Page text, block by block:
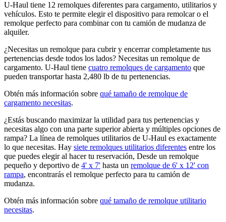
U-Haul tiene 12 remolques diferentes para cargamento, utilitarios y
vehículos. Esto te permite elegir el dispositivo para remolcar o el
remolque perfecto para combinar con tu camión de mudanza de
alquiler.
¿Necesitas un remolque para cubrir y encerrar completamente tus
pertenencias desde todos los lados? Necesitas un remolque de
cargamento. U-Haul tiene cuatro remolques de cargamento que
pueden transportar hasta 2,480 lb de tu pertenencias.
Obtén más información sobre qué tamaño de remolque de
cargamento necesitas.
¿Estás buscando maximizar la utilidad para tus pertenencias y
necesitas algo con una parte superior abierta y múltiples opciones de
rampa? La línea de remolques utilitarios de U-Haul es exactamente
lo que necesitas. Hay siete remolques utilitarios diferentes entre los
que puedes elegir al hacer tu reservación, Desde un remolque
pequeño y deportivo de 4' x 7' hasta un remolque de 6' x 12' con
rampa, encontrarás el remolque perfecto para tu camión de
mudanza.
Obtén más información sobre qué tamaño de remolque utilitario
necesitas.